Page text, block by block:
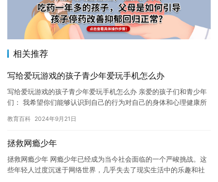
相关推荐
写给爱玩游戏的孩子青少年爱玩手机怎么办
写给爱玩游戏的孩子青少年爱玩手机怎么办 亲爱的孩子们和青少年
们： 我希望你们能够认识到自己的行为对自己的身体和心理健康所
中…
教育百科 2024年9月21日
拯救网瘾少年
拯救网瘾少年 网瘾少年已经成为当今社会面临的一个严峻挑战。这
些年轻人过度沉迷于网络世界，几乎失去了现实生活中的乐趣和社